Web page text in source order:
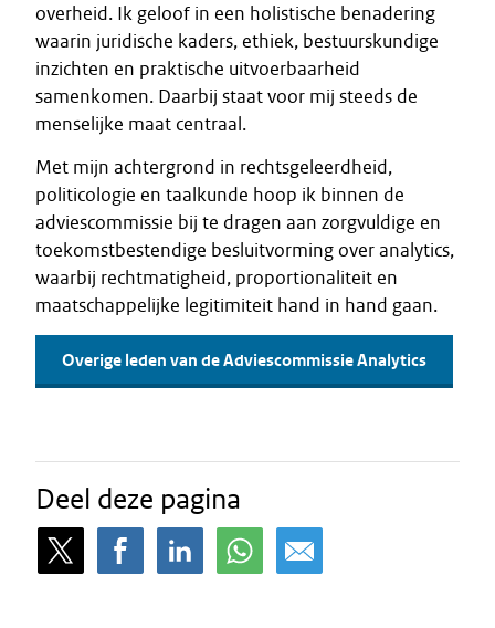
overheid. Ik geloof in een holistische benadering
waarin juridische kaders, ethiek, bestuurskundige
inzichten en praktische uitvoerbaarheid
samenkomen. Daarbij staat voor mij steeds de
menselijke maat centraal.
Met mijn achtergrond in rechtsgeleerdheid,
politicologie en taalkunde hoop ik binnen de
adviescommissie bij te dragen aan zorgvuldige en
toekomstbestendige besluitvorming over analytics,
waarbij rechtmatigheid, proportionaliteit en
maatschappelijke legitimiteit hand in hand gaan.
Overige leden van de Adviescommissie Analytics
Deel deze pagina